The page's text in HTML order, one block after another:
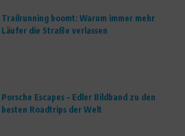
Trailrunning boomt: Warum immer mehr
Läufer die Straße verlassen
Porsche Escapes – Edler Bildband zu den
besten Roadtrips der Welt